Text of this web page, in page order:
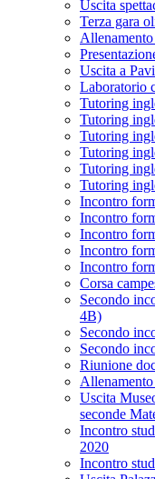
Uscita
Terza gara
Uscita a
Laboratorio
Tutoring
Tutoring
Tutoring
Tutoring
Tutoring
Tutoring
Incontro
Incontro
Incontro
Incontro
Incontro
Corsa
Secondo
4B)
Secondo
Secondo
Riunione
Uscita
seconde
Incontro
2020
Incontro